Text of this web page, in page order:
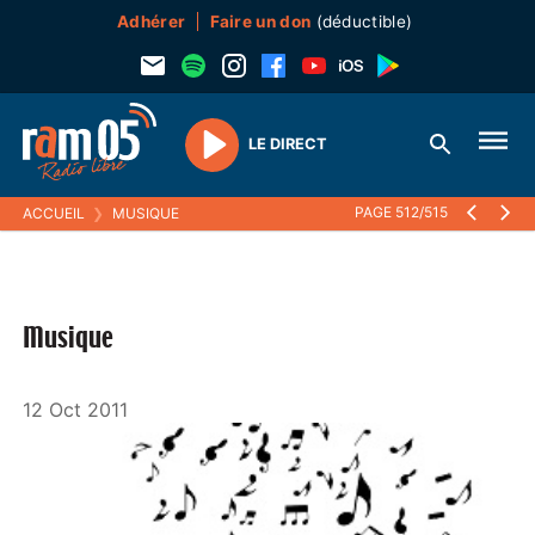
Adhérer Faire un don (déductible)
Play
LE DIRECT
ACCUEIL ❯ MUSIQUE PAGE 512/515
Musique
12 Oct 2011